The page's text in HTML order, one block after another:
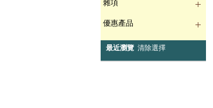
雜項
優惠產品
最近瀏覽 清除選擇